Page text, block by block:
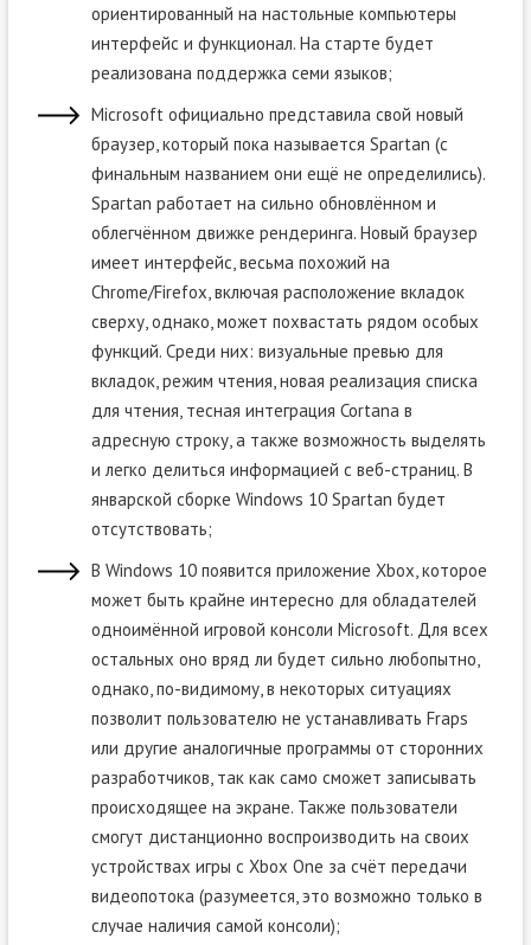
ориентированный на настольные компьютеры
интерфейс и функционал. На старте будет
реализована поддержка семи языков;
Microsoft официально представила свой новый
браузер, который пока называется Spartan (с
финальным названием они ещё не определились).
Spartan работает на сильно обновлённом и
облегчённом движке рендеринга. Новый браузер
имеет интерфейс, весьма похожий на
Chrome/Firefox, включая расположение вкладок
сверху, однако, может похвастать рядом особых
функций. Среди них: визуальные превью для
вкладок, режим чтения, новая реализация списка
для чтения, тесная интеграция Cortana в
адресную строку, а также возможность выделять
и легко делиться информацией с веб-страниц. В
январской сборке Windows 10 Spartan будет
отсутствовать;
В Windows 10 появится приложение Xbox, которое
может быть крайне интересно для обладателей
одноимённой игровой консоли Microsoft. Для всех
остальных оно вряд ли будет сильно любопытно,
однако, по-видимому, в некоторых ситуациях
позволит пользователю не устанавливать Fraps
или другие аналогичные программы от сторонних
разработчиков, так как само сможет записывать
происходящее на экране. Также пользователи
смогут дистанционно воспроизводить на своих
устройствах игры с Xbox One за счёт передачи
видеопотока (разумеется, это возможно только в
случае наличия самой консоли);